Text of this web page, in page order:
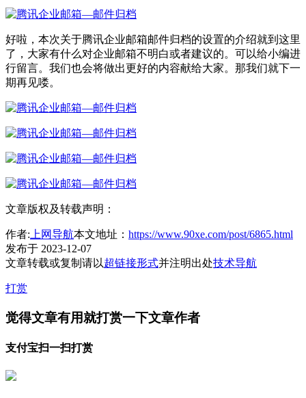
好啦，本次关于腾讯企业邮箱邮件归档的设置的介绍就到这里
了，大家有什么对企业邮箱不明白或者建议的。可以给小编进
行留言。我们也会将做出更好的内容献给大家。那我们就下一
期再见喽。
文章版权及转载声明：
作者: 上网导航本文地址： https://www.90xe.com/post/6865.html
发布于 2023-12-07
文章转载或复制请以超链接形式并注明出处技术导航
打赏
觉得文章有用就打赏一下文章作者
支付宝扫一扫打赏